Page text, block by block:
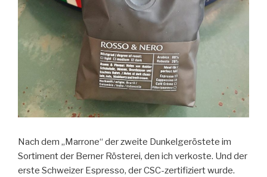
Nach dem „Marrone“ der zweite Dunkelgeröstete im
Sortiment der Berner Rösterei, den ich verkoste. Und der
erste Schweizer Espresso, der CSC-zertifiziert wurde.